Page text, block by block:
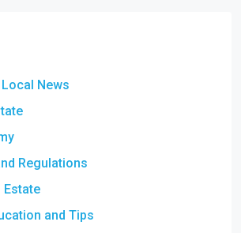
News
Regulations
Estate
and Tips